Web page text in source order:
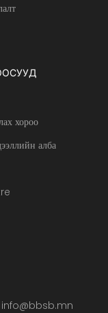
хороо
алба
info@bbsb.mn